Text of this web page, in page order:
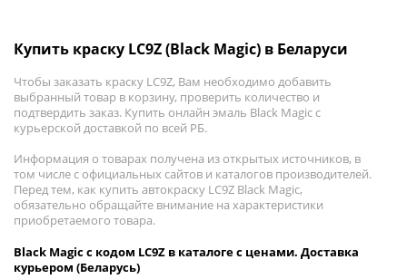
Купить краску LC9Z (Black Magic) в Беларуси
Чтобы заказать краску LC9Z, Вам необходимо добавить
выбранный товар в корзину, проверить количество и
подтвердить заказ. Купить онлайн эмаль Black Magic с
курьерской доставкой по всей РБ.
Информация о товарах получена из открытых источников, в
том числе с официальных сайтов и каталогов производителей.
Перед тем, как купить автокраску LC9Z Black Magic,
обязательно обращайте внимание на характеристики
приобретаемого товара.
Black Magic с кодом LC9Z в каталоге с ценами. Доставка
курьером (Беларусь)